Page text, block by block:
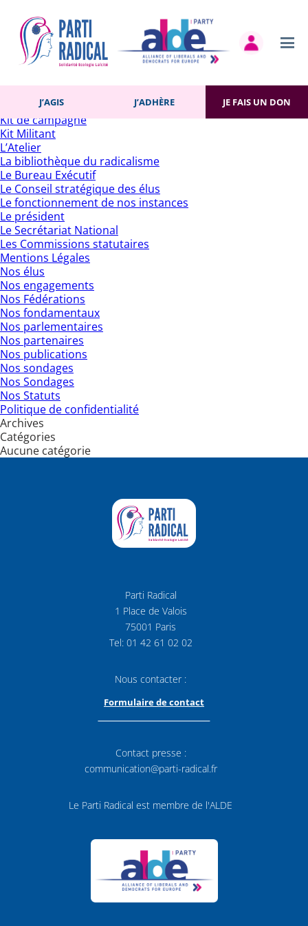
J’AGIS J’ADHÈRE JE FAIS UN DON
Pages
Accueil
Actualités
Contact
J’adhère
Kit de campagne
Kit Militant
L’Atelier
La bibliothèque du radicalisme
Le Bureau Exécutif
Le Conseil stratégique des élus
Le fonctionnement de nos instances
Le président
Le Secrétariat National
Les Commissions statutaires
Mentions Légales
Nos élus
Nos engagements
Nos Fédérations
Nos fondamentaux
Nos parlementaires
Nos partenaires
Nos publications
Nos sondages
Nos Sondages
Nos Statuts
Politique de confidentialité
Archives
Catégories
Aucune catégorie
Parti Radical
1 Place de Valois
75001 Paris
Tel: 01 42 61 02 02
Nous contacter :
Formulaire de contact
Contact presse :
communication@parti-radical.fr
Le Parti Radical est membre de l'ALDE